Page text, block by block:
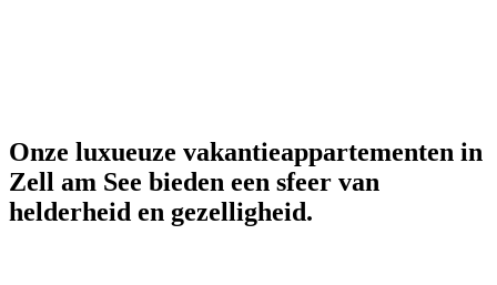
Onze luxueuze vakantieappartementen in
Zell am See bieden een sfeer van
helderheid en gezelligheid.